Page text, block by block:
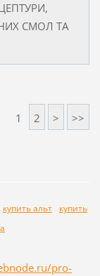
СМОЛ ТА
1 2 > >>
купить альт
купить
pro-